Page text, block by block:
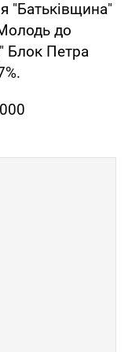
"Батьківщина"
до
Блок Петра